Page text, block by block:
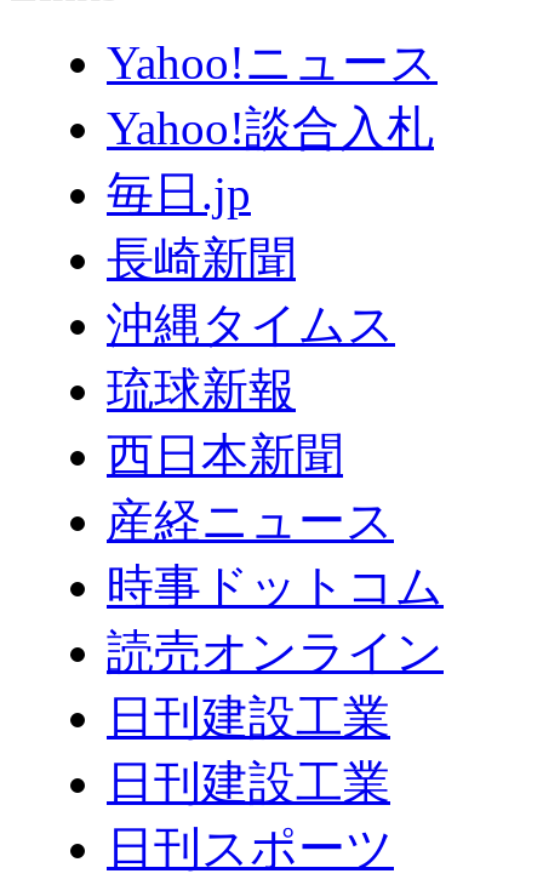
Yahoo!ニュース
Yahoo!談合入札
毎日.jp
長崎新聞
沖縄タイムス
琉球新報
西日本新聞
産経ニュース
時事ドットコム
読売オンライン
日刊建設工業
日刊建設工業
日刊スポーツ